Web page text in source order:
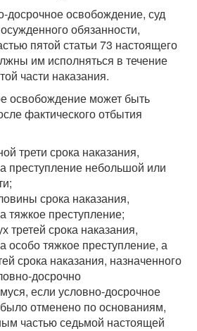
досрочное освобождение, суд
обязанности,
пятой статьи 73 настоящего
им исполняться в течение
части наказания.
освобождение может быть
фактического отбытия
трети срока наказания,
преступление небольшой или
срока наказания,
тяжкое преступление;
третей срока наказания,
особо тяжкое преступление, а
срока наказания, назначенного
досрочно
если условно-досрочное
отменено по основаниям,
частью седьмой настоящей